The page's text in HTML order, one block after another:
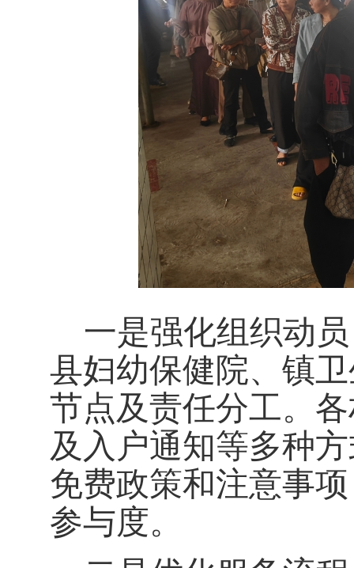
一是强化组织动
县妇幼保健院、镇
节点及责任分工。
及入户通知等多种
免费政策和注意事
参与度。